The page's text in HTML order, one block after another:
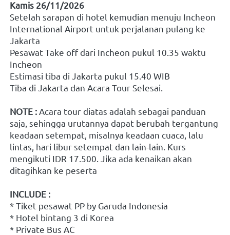
Kamis 26/11/2026
Setelah sarapan di hotel kemudian menuju Incheon
International Airport untuk perjalanan pulang ke
Jakarta
Pesawat Take off dari Incheon pukul 10.35 waktu
Incheon
Estimasi tiba di Jakarta pukul 15.40 WIB
Tiba di Jakarta dan Acara Tour Selesai.
NOTE : Acara tour diatas adalah sebagai panduan
saja, sehingga urutannya dapat berubah tergantung
keadaan setempat, misalnya keadaan cuaca, lalu
lintas, hari libur setempat dan lain-lain. Kurs
mengikuti IDR 17.500. Jika ada kenaikan akan
ditagihkan ke peserta
INCLUDE :
* Tiket pesawat PP by Garuda Indonesia
* Hotel bintang 3 di Korea
* Private Bus AC